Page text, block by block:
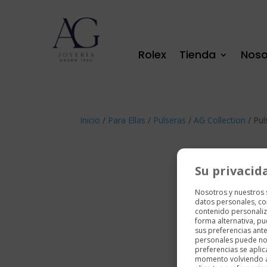
Rolex Tienda
Inicio / Para Ellas / Pulseras /AG Collection /
Su
Nosotros y nuestros
datos personales,
contenido
forma alternativa,
sus preferencias
personales puede
preferencias se
momento volviendo